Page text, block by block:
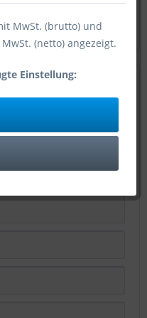
MwSt. (brutto) und
(netto) angezeigt.
Einstellung: